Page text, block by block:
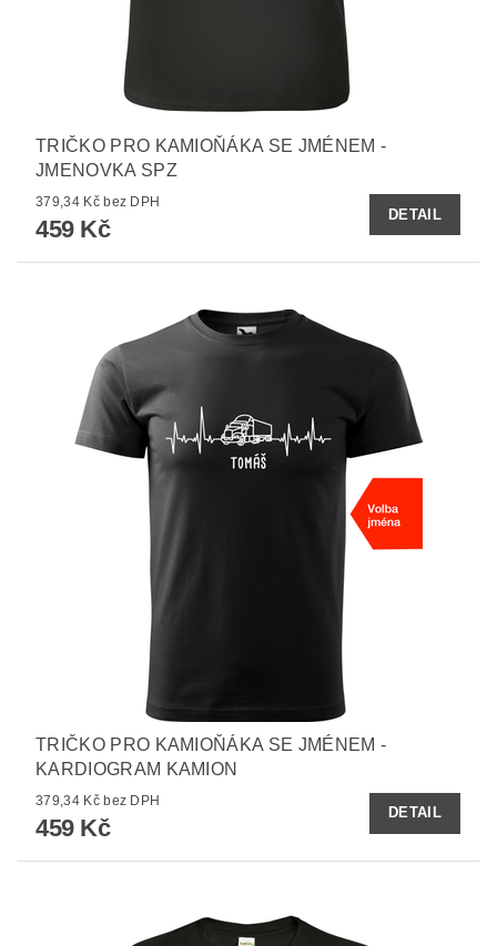
TRIČKO PRO KAMIOŇÁKA SE JMÉNEM -
JMENOVKA SPZ
379,34 Kč bez DPH
459 Kč
DETAIL
TRIČKO PRO KAMIOŇÁKA SE JMÉNEM -
KARDIOGRAM KAMION
379,34 Kč bez DPH
459 Kč
DETAIL